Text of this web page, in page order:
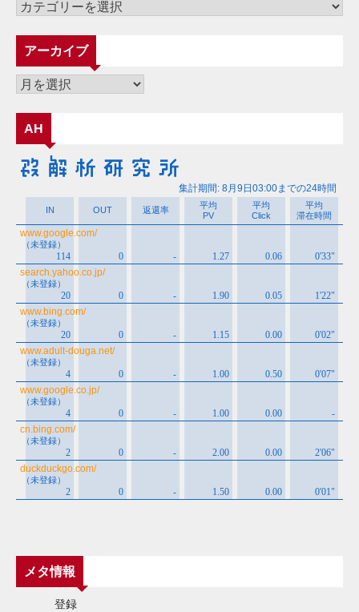
カ
ゴ
リ
ー
アーカイブ
ア
カ
イ
ブ
AH
メタ情報
登録